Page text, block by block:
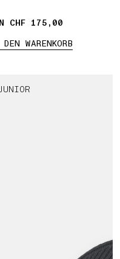
CHF 175,00
WARENKORB